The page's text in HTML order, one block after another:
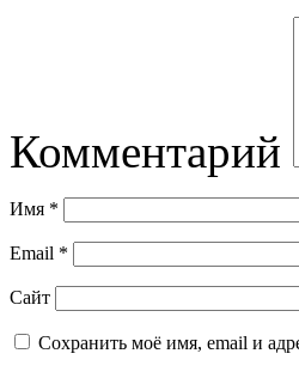
Комментарий
Имя *
Email *
Сайт
Сохранить моё имя, email и